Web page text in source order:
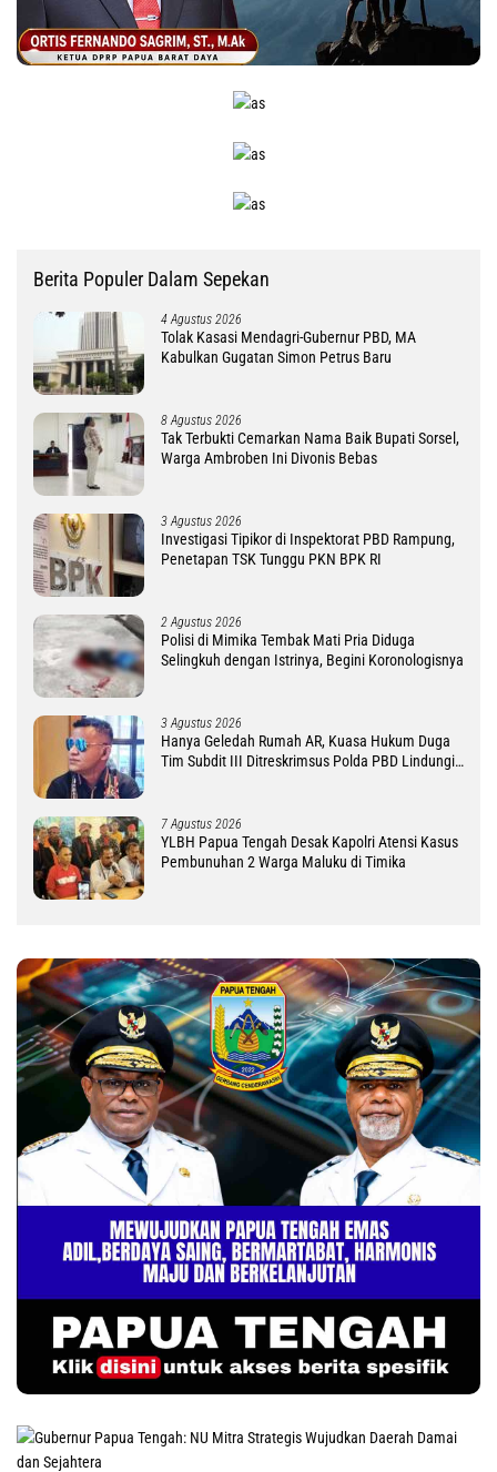
Berita Populer Dalam Sepekan
4 Agustus 2026
Tolak Kasasi Mendagri-Gubernur PBD, MA
Kabulkan Gugatan Simon Petrus Baru
8 Agustus 2026
Tak Terbukti Cemarkan Nama Baik Bupati Sorsel,
Warga Ambroben Ini Divonis Bebas
3 Agustus 2026
Investigasi Tipikor di Inspektorat PBD Rampung,
Penetapan TSK Tunggu PKN BPK RI
2 Agustus 2026
Polisi di Mimika Tembak Mati Pria Diduga
Selingkuh dengan Istrinya, Begini Koronologisnya
3 Agustus 2026
Hanya Geledah Rumah AR, Kuasa Hukum Duga
Tim Subdit III Ditreskrimsus Polda PBD Lindungi
7 Agustus 2026
YLBH Papua Tengah Desak Kapolri Atensi Kasus
Pembunuhan 2 Warga Maluku di Timika